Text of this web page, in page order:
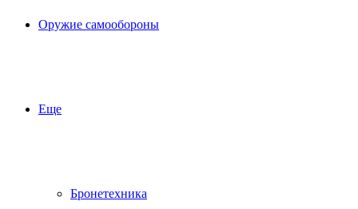
Оружие самообороны
Еще
Бронетехника